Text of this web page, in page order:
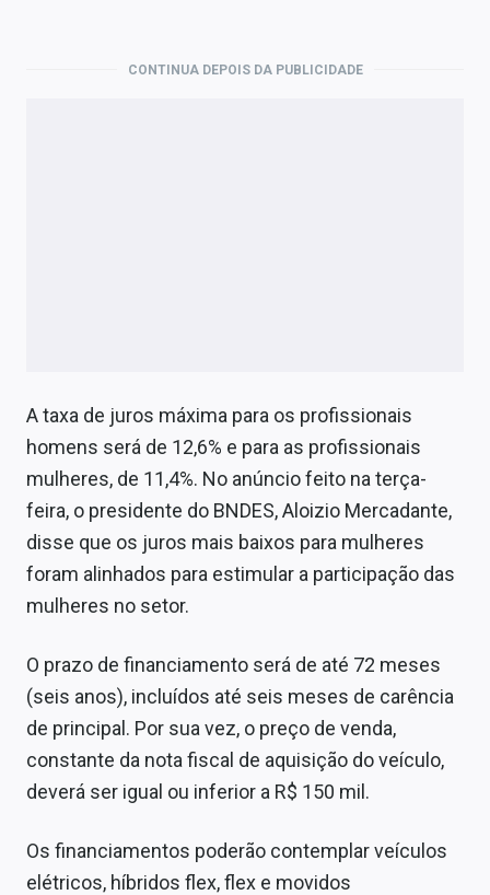
CONTINUA DEPOIS DA PUBLICIDADE
A taxa de juros máxima para os profissionais
homens será de 12,6% e para as profissionais
mulheres, de 11,4%. No anúncio feito na terça-
feira, o presidente do BNDES, Aloizio Mercadante,
disse que os juros mais baixos para mulheres
foram alinhados para estimular a participação das
mulheres no setor.
O prazo de financiamento será de até 72 meses
(seis anos), incluídos até seis meses de carência
de principal. Por sua vez, o preço de venda,
constante da nota fiscal de aquisição do veículo,
deverá ser igual ou inferior a R$ 150 mil.
Os financiamentos poderão contemplar veículos
elétricos, híbridos flex, flex e movidos